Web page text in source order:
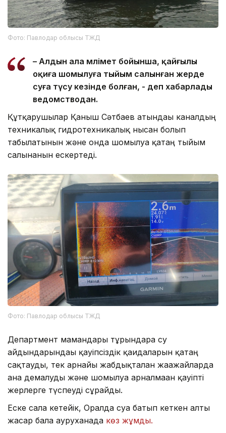
Фото: Павлодар облысы ТЖД
– Алдын ала мәлімет бойынша, қайғылы
оқиға шомылуға тыйым салынған жерде
суға түсу кезінде болған, - деп хабарлады
ведомстводан.
Құтқарушылар Қаныш Сәтбаев атындағы каналдың
техникалық гидротехникалық нысан болып
табылатынын және онда шомылуға қатаң тыйым
салынғанын ескертеді.
Фото: Павлодар облысы ТЖД
Департмент мамандары тұрғындарға су
айдындарындағы қауіпсіздік қағидаларын қатаң
сақтауды, тек арнайы жабдықталған жағажайларда
ғана демалуды және шомылуға арналмаған қауіпті
жерлерге түспеуді сұрайды.
Еске сала кетейік, Оралда суға батып кеткен алты
жасар бала ауруханада көз жұмды.